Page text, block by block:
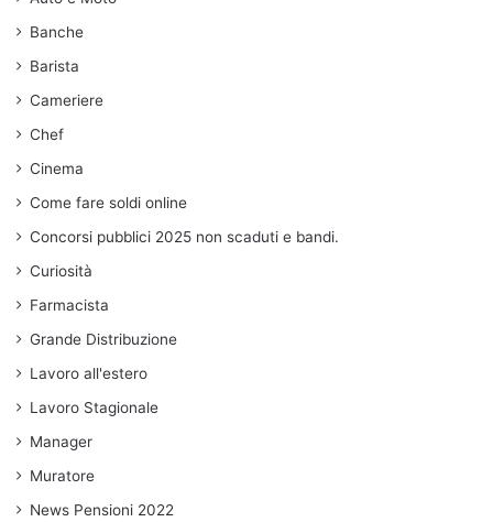
Banche
Barista
Cameriere
Chef
Cinema
Come fare soldi online
Concorsi pubblici 2025 non scaduti e bandi.
Curiosità
Farmacista
Grande Distribuzione
Lavoro all'estero
Lavoro Stagionale
Manager
Muratore
News Pensioni 2022